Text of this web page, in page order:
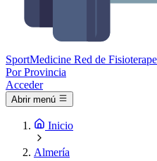
SportMedicine Red de
Por Provincia
Acceder
Abrir menú
Inicio
Almería